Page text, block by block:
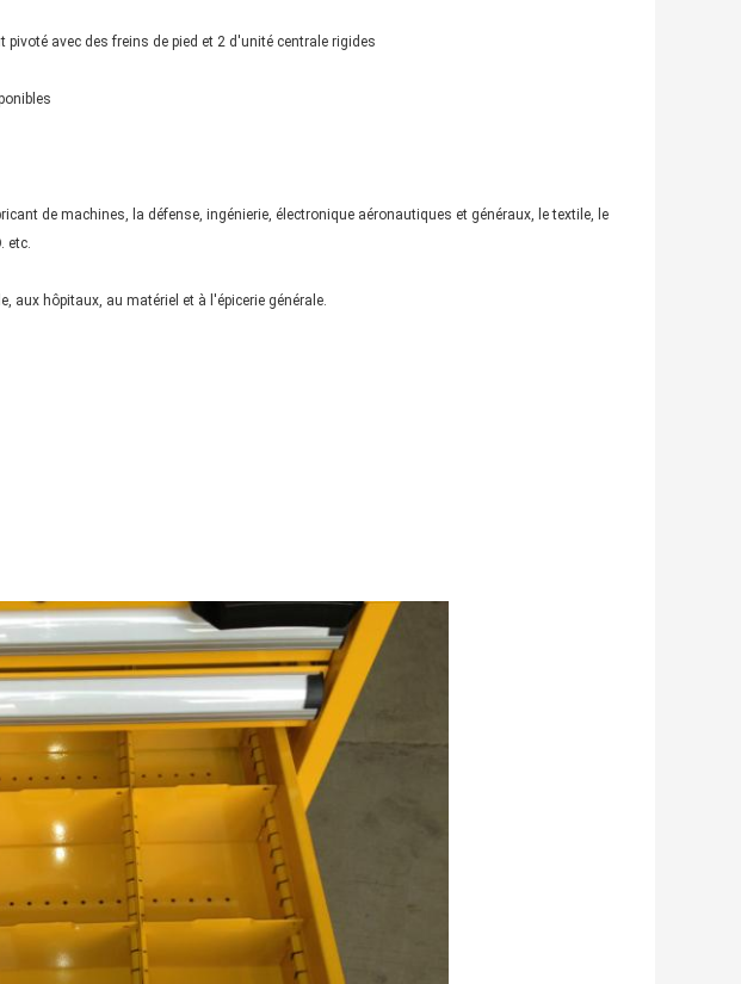
avec des freins de pied et 2 d'unité centrale rigides
de machines, la défense, ingénierie, électronique aéronautiques et généraux, le textile, le
etc.
aux hôpitaux, au matériel et à l'épicerie générale.